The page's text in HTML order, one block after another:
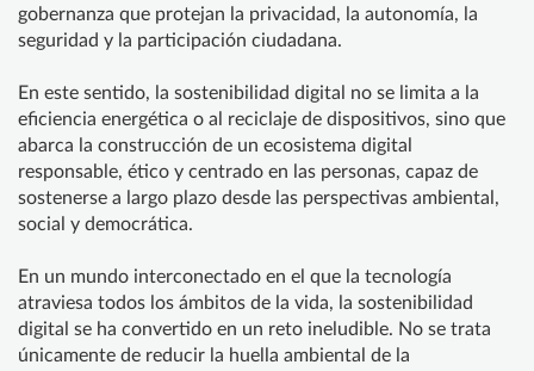
gobernanza que protejan la privacidad, la autonomía, la
seguridad y la participación ciudadana.
En este sentido, la sostenibilidad digital no se limita a la
eficiencia energética o al reciclaje de dispositivos, sino que
abarca la construcción de un ecosistema digital
responsable, ético y centrado en las personas, capaz de
sostenerse a largo plazo desde las perspectivas ambiental,
social y democrática.
En un mundo interconectado en el que la tecnología
atraviesa todos los ámbitos de la vida, la sostenibilidad
digital se ha convertido en un reto ineludible. No se trata
únicamente de reducir la huella ambiental de la